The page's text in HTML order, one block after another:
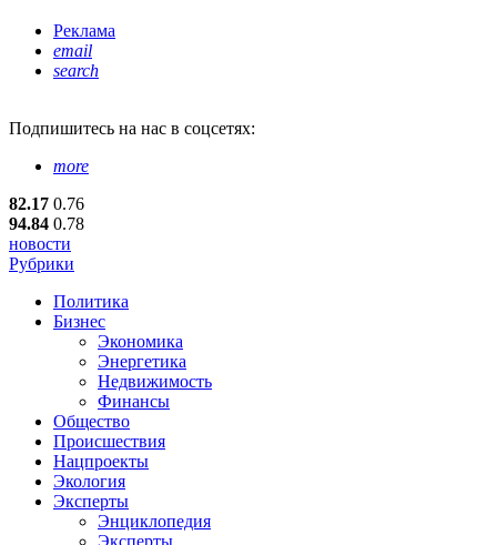
Реклама
email
search
Подпишитесь на нас в соцсетях:
more
82.17 0.76
94.84 0.78
новости
Рубрики
Политика
Бизнес
Экономика
Энергетика
Недвижимость
Финансы
Общество
Происшествия
Нацпроекты
Экология
Эксперты
Энциклопедия
Эксперты